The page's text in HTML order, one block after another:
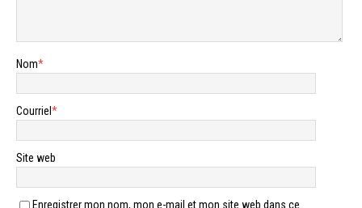
Nom*
Courriel *
Site web
Enregistrer mon nom, mon e-mail et mon site web dans ce